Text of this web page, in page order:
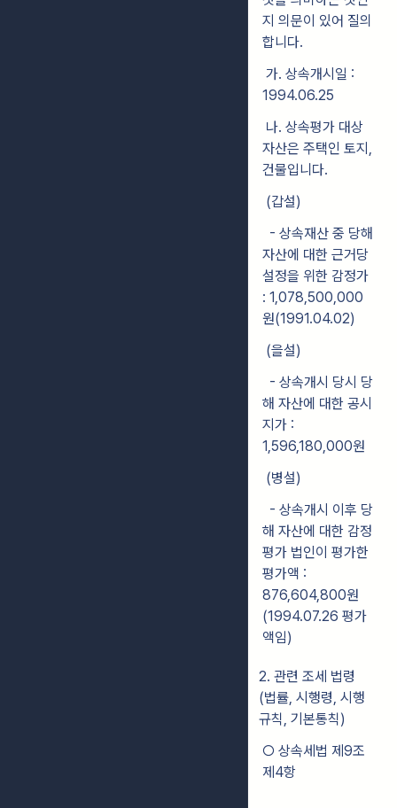
지 의문이 있어 질의
합니다.
가. 상속개시일 :
1994.06.25
나. 상속평가 대상
자산은 주택인 토지,
건물입니다.
(갑설)
- 상속재산 중 당해
자산에 대한 근거당
설정을 위한 감정가
: 1,078,500,000
원(1991.04.02)
(을설)
- 상속개시 당시 당
해 자산에 대한 공시
지가 :
1,596,180,000원
(병설)
- 상속개시 이후 당
해 자산에 대한 감정
평가 법인이 평가한
평가액 :
876,604,800원
(1994.07.26 평가
액임)
2. 관련 조세 법령
(법률, 시행령, 시행
규칙, 기본통칙)
○ 상속세법 제9조
제4항